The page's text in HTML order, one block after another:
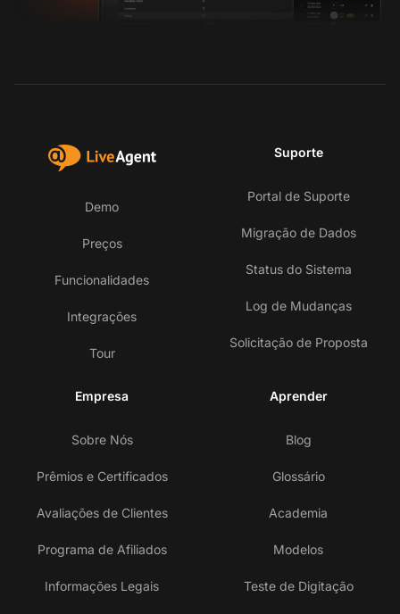
Demo
Preços
Funcionalidades
Integrações
Tour
Suporte
Portal de Suporte
Migração de Dados
Status do Sistema
Log de Mudanças
Solicitação de Proposta
Empresa
Sobre Nós
Prêmios e Certificados
Avaliações de Clientes
Programa de Afiliados
Informações Legais
Aprender
Blog
Glossário
Academia
Modelos
Teste de Digitação